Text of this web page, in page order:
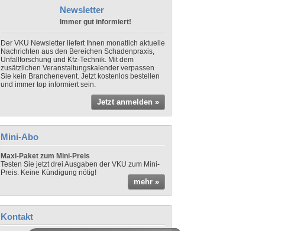
Newsletter
Immer gut informiert!
Der VKU Newsletter liefert Ihnen monatlich aktuelle
Nachrichten aus den Bereichen Schadenpraxis,
Unfallforschung und Kfz-Technik. Mit dem
zusätzlichen Veranstaltungskalender verpassen
Sie kein Branchenevent. Jetzt kostenlos bestellen
und immer top informiert sein.
Jetzt anmelden »
Mini-Abo
Maxi-Paket zum Mini-Preis
Testen Sie jetzt drei Ausgaben der VKU zum Mini-
Preis. Keine Kündigung nötig!
mehr »
Kontakt